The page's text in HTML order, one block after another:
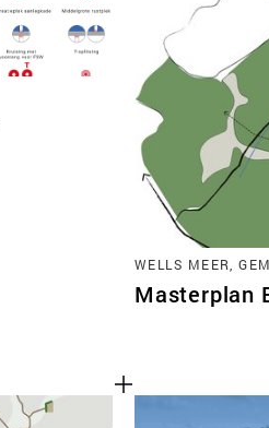
WELLS MEER,
Masterplan